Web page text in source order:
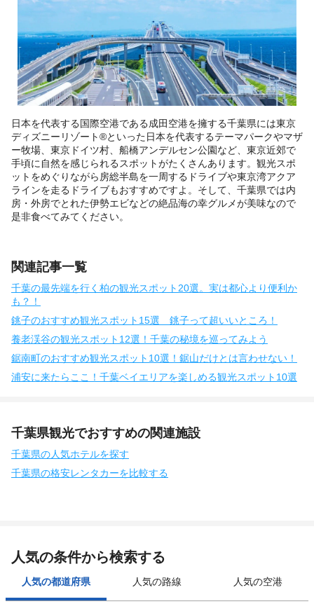
日本を代表する国際空港である成田空港を擁する千葉県には東京
ディズニーリゾート®といった日本を代表するテーマパークやマザ
ー牧場、東京ドイツ村、船橋アンデルセン公園など、東京近郊で
手頃に自然を感じられるスポットがたくさんあります。観光スポ
ットをめぐりながら房総半島を一周するドライブや東京湾アクア
ラインを走るドライブもおすすめですよ。そして、千葉県では内
房・外房でとれた伊勢エビなどの絶品海の幸グルメが美味なので
是非食べてみてください。
関連記事一覧
千葉の最先端を行く柏の観光スポット20選。実は都心より便利か
も？！
銚子のおすすめ観光スポット15選 銚子って超いいところ！
養老渓谷の観光スポット12選！千葉の秘境を巡ってみよう
鋸南町のおすすめ観光スポット10選！鋸山だけとは言わせない！
浦安に来たらここ！千葉ベイエリアを楽しめる観光スポット10選
千葉県観光でおすすめの関連施設
千葉県の人気ホテルを探す
千葉県の格安レンタカーを比較する
人気の条件から検索する
人気の都道府県 人気の路線 人気の空港